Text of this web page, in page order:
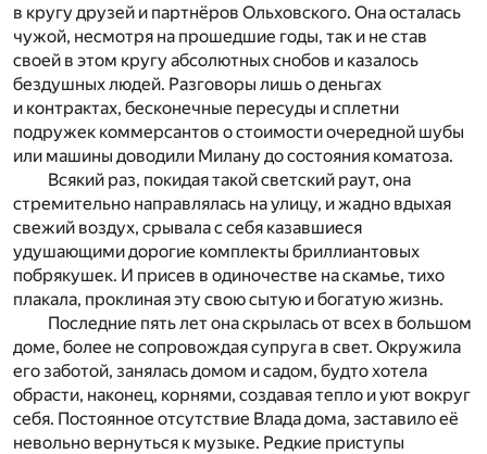
в кругу друзей и партнёров Ольховского. Она осталась
чужой, несмотря на прошедшие годы, так и не став
своей в этом кругу абсолютных снобов и казалось
бездушных людей. Разговоры лишь о деньгах
и контрактах, бесконечные пересуды и сплетни
подружек коммерсантов о стоимости очередной шубы
или машины доводили Милану до состояния коматоза.
Всякий раз, покидая такой светский раут, она
стремительно направлялась на улицу, и жадно вдыхая
свежий воздух, срывала с себя казавшиеся
удушающими дорогие комплекты бриллиантовых
побрякушек. И присев в одиночестве на скамье, тихо
плакала, проклиная эту свою сытую и богатую жизнь.
Последние пять лет она скрылась от всех в большом
доме, более не сопровождая супруга в свет. Окружила
его заботой, занялась домом и садом, будто хотела
обрасти, наконец, корнями, создавая тепло и уют вокруг
себя. Постоянное отсутствие Влада дома, заставило её
невольно вернуться к музыке. Редкие приступы